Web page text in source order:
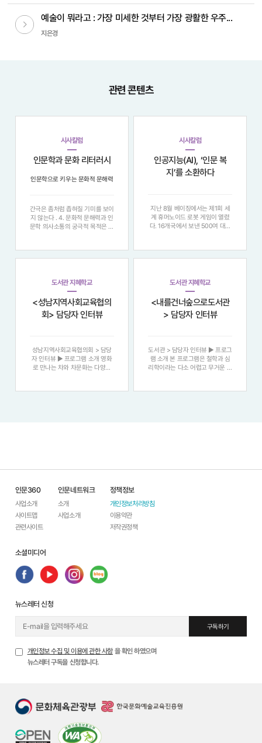
다음글
예술이 뭐라고 : 가장 미세한 것부터 가장 광활한 우주...
지은경
관련 콘텐츠
시사칼럼
인문학과 문화 리터러시
인문학으로 키우는 문화적 문해력
간극은 좀처럼 좁혀질 기미를 보이
지 않는다 . 4. 문화적 문해력과 인
문학 의사소통의 궁극적 목적은 이
를 인식하고 그 차이를 소통으로
조율하며 , 공감대 속에서 더 살기
다.
시사칼럼
인공지능(AI), ‘인문 복
지’를 소환하다
지난 8월 베이징에서는 제1회 세
계 휴머노이드 로봇 게임이 열렸
다. 16개국에서 보낸 500여 대의
현 단계 휴머노이드의 발전을 과시
했다. 물론 한계도 적잖이 드러났
멀지 않았음은 충
도서관 지혜학교
<성남지역사회교육협의
회> 담당자 인터뷰
성남지역사회교육협의회 > 담당
자 인터뷰 ▶ 프로그램 소개 영화
로 만나는 차와 차문화는 다양한
으로 탐색하는 시간입니다 . 영화
도서관 지혜학교
<내를건너숲으로도서관
> 담당자 인터뷰
도서관 > 담당자 인터뷰 ▶ 프로그
램 소개 본 프로그램은 철학과 심
리학이라는 다소 어렵고 무거운 인
이야기와 결코 다르지 않다고 생각
인문360
사업소개
사이트맵
관련사이트
인문네트워크
소개
사업소개
정책정보
개인정보처리방침
이용약관
저작권정책
소셜미디어
뉴스레터 신청
구독하기
개인정보 수집 및 이용에 관한 사항 을 확인 하였으며
뉴스레터 구독을 신청합니다.